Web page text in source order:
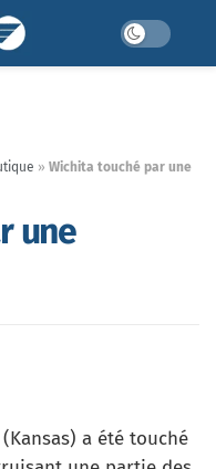
» Wichita touché par une
une
a été touché